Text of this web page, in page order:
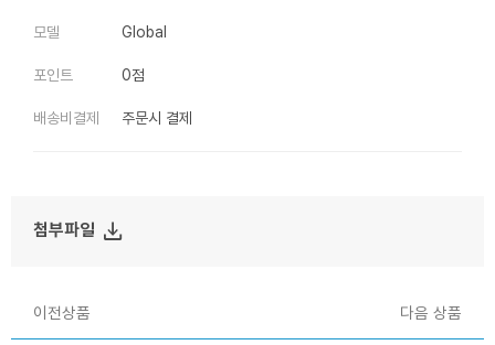
모델 Global
포인트 0점
배송비결제 주문시 결제
첨부파일 file_download
이전상품 다음 상품